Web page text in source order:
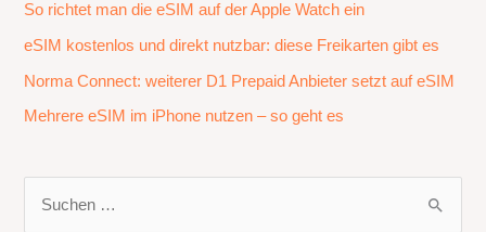
So richtet man die eSIM auf der Apple Watch ein
eSIM kostenlos und direkt nutzbar: diese Freikarten gibt es
Norma Connect: weiterer D1 Prepaid Anbieter setzt auf eSIM
Mehrere eSIM im iPhone nutzen – so geht es